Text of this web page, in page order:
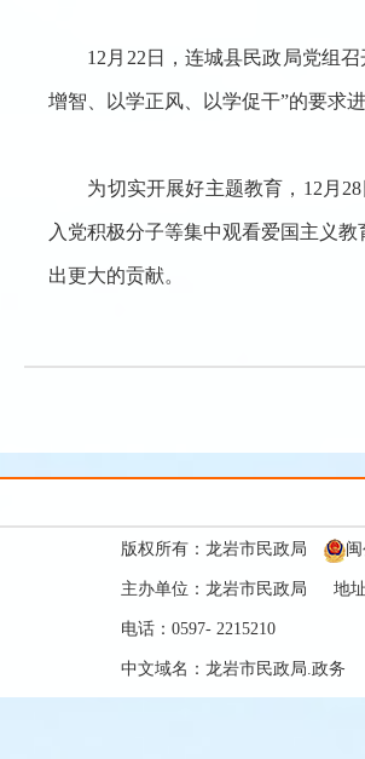
12月22日， 连城县民政局党组
增智、以学正风、以学促干”的要求
为切实开展好主题教育， 12月
入党积极分子等集中观看爱国主义
出更大的贡献。
版权所有：龙岩市民政局
主办单位：龙岩市民政局 地址
电话：0597- 2215210
中文域名：龙岩市民政局.政务